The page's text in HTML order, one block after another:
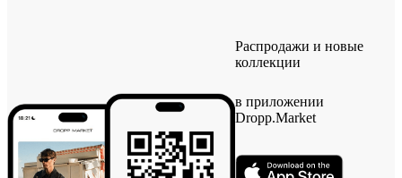
Распродажи и новые
коллекции
в приложении
Dropp.Market